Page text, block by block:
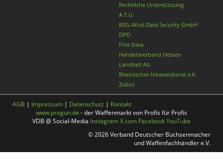
Rechtliche Unterstützung
A.T.U.
BSG-Wüst Data Security GmbH
DPD
First Data
Handelsverband Hessen
Landbell AG
Rheinischer-Inkassodienst e.K.
Zukos
AGB | Impressum | Datenschutz | Kontakt
www.progun.de - der Waffenmarkt von Profis für Profis
VDB @ Social-Media InstagramX.com FacebookYouTube
© 2026 Verband Deutscher Büchsenmacher
und Waffenfachhändler e.V.